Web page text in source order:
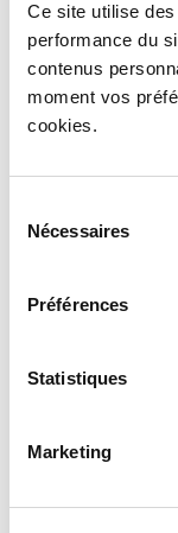
Ce site utilise
performance du
contenus
moment vos
cookies.
Nécessaires
Préférences
Statistiques
Marketing